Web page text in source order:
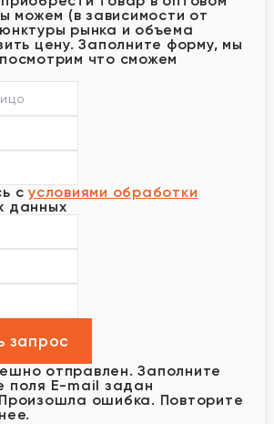
можем (в зависимости от
рынка и объема
цену. Заполните форму, мы
что сможем
с условиями обработки
данных
отправлен. Заполните
поля E-mail задан
Произошла ошибка. Повторите